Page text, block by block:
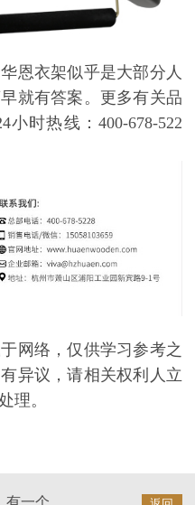
华恩衣架似乎是大部分人
就有答案。更多有关品
时热线：400-678-522
网络，仅供学习参考之
异议，请相关权利人立
理。